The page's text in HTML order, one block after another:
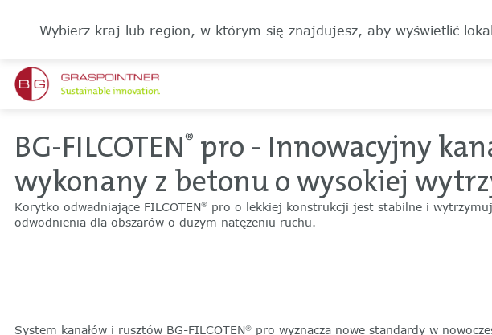
Wybierz kraj lub region, w którym się znajdujesz, aby wyświetlić
BG-FILCOTEN® pro - Innowacyjny
wykonany z betonu o wysokiej
Korytko odwadniające FILCOTEN®pro o lekkiej konstrukcji jest stabilne i
odwodnienia dla obszarów o dużym natężeniu ruchu.
System kanałów i rusztów BG-FILCOTEN®pro wyznacza nowe standardy w